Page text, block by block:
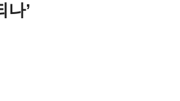
서 내보낸 불법체류자 숫자에 큰 격
만 vs 내부 자료 60만’
나’